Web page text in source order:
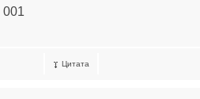
001
Цитата